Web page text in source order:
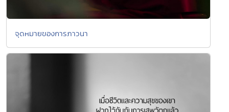
จุดหมายของการภาวนา